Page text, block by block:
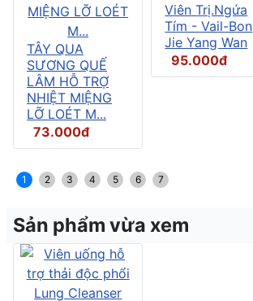
TÂY QUA
SƯƠNG QUẾ
LÂM HỖ TRỢ
NHIỆT MIỆNG
LỠ LOÉT M...
73.000đ
Viên Trị.Ngứa
Tím - Vail-Bon
Jie Yang Wan
95.000đ
1 2 3 4 5 6 7
Sản phẩm vừa xem